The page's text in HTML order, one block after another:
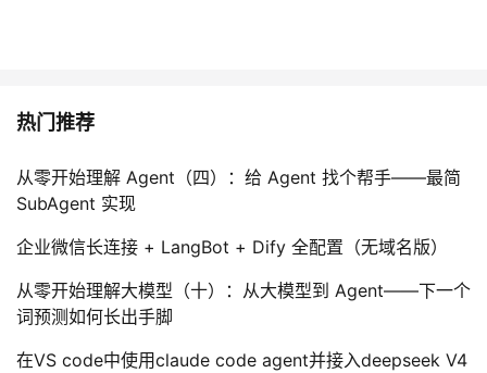
热门推荐
从零开始理解 Agent（四）：给 Agent 找个帮手——最简
SubAgent 实现
企业微信长连接 + LangBot + Dify 全配置（无域名版）
从零开始理解大模型（十）：从大模型到 Agent——下一个
词预测如何长出手脚
在VS code中使用claude code agent并接入deepseek V4